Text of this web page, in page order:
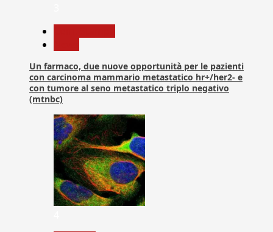
Un farmaco, due nuove opportunità per le pazienti
con carcinoma mammario metastatico hr+/her2- e
con tumore al seno metastatico triplo negativo
(mtnbc)